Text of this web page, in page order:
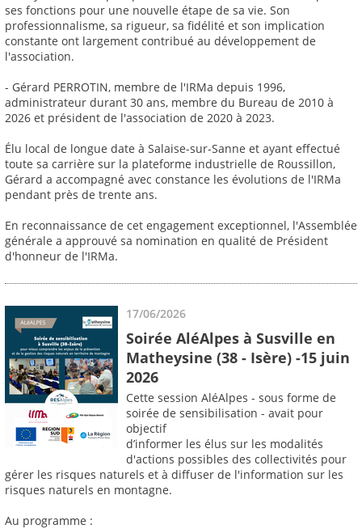
ses fonctions pour une nouvelle étape de sa vie. Son
professionnalisme, sa rigueur, sa fidélité et son implication
constante ont largement contribué au développement de
l'association.
- Gérard PERROTIN, membre de l'IRMa depuis 1996,
administrateur durant 30 ans, membre du Bureau de 2010 à
2026 et président de l'association de 2020 à 2023.
Élu local de longue date à Salaise-sur-Sanne et ayant effectué
toute sa carrière sur la plateforme industrielle de Roussillon,
Gérard a accompagné avec constance les évolutions de l'IRMa
pendant près de trente ans.
En reconnaissance de cet engagement exceptionnel, l'Assemblée
générale a approuvé sa nomination en qualité de Président
d'honneur de l'IRMa.
17/06/2026
Soirée AléAlpes à Susville en
Matheysine (38 - Isère) -15 juin
2026
Cette session AléAlpes - sous forme de
soirée de sensibilisation - avait pour
objectif
d’informer les élus sur les modalités
d'actions possibles des collectivités pour
gérer les risques naturels et à diffuser de l'information sur les
risques naturels en montagne.
Au programme :